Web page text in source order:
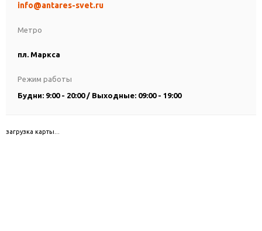
Метро
пл. Маркса
info@antares-svet.ru
Режим работы
Будни: 9:00 - 20:00 / Выходные: 09:00 - 19:00
загрузка карты...